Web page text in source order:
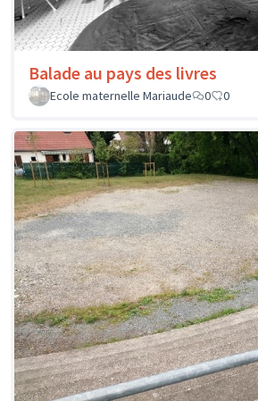
Balade au pays des livres
Ecole maternelle Mariaude
0 0